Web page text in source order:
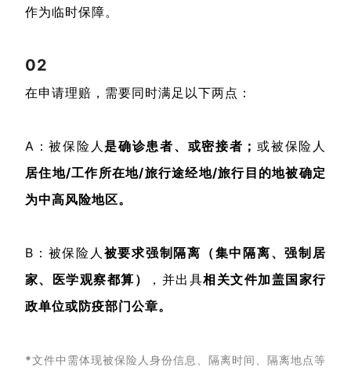
作为临时保障。
02
在申请理赔，需要同时满足以下两点：
A：被保险人是确诊患者、或密接者； 或被保险人
居住地/工作所在地/旅行途经地/旅行目的地被确定
为中高风险地区。
B：被保险人 被要求强制隔离（集中隔离、强制居
家、医学观察都算）
，并出具相关文件加盖国家行
政单位或防疫部门公章。
*文件中需体现被保险人身份信息、隔离时间、隔离地点等